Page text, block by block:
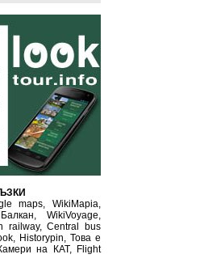
maps,
WikiMapia,
WikiVoyage,
railway, Central bus
Historypin, Това е
на КАТ, Flight